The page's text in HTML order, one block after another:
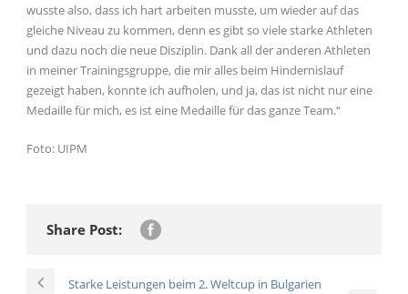
wusste also, dass ich hart arbeiten musste, um wieder auf das
gleiche Niveau zu kommen, denn es gibt so viele starke Athleten
und dazu noch die neue Disziplin. Dank all der anderen Athleten
in meiner Trainingsgruppe, die mir alles beim Hindernislauf
gezeigt haben, konnte ich aufholen, und ja, das ist nicht nur eine
Medaille für mich, es ist eine Medaille für das ganze Team.“
Foto: UIPM
Share Post:
Starke Leistungen beim 2. Weltcup in Bulgarien